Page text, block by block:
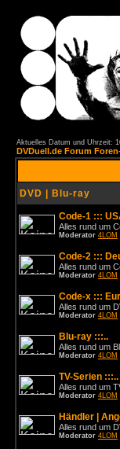
Aktuelles Datum und Uhrzeit:
DVDuell.de Forum
DVD | Blu-ray
Code-1 :::
Alles rund um
Moderator 4LOM
Code-2 :::
Alles rund um
Moderator 4LOM
Code-x :::
Alles rund um
Moderator 4LOM
Blu-ray :::..
Alles rund um
Moderator 4LOM
TV-Serien :::..
Alles rund um
Moderator 4LOM
Händler |
Alles rund um
Moderator 4LOM